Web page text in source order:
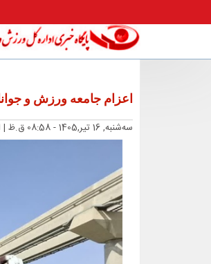
اعزام جامعه ورزش و
ﺳﻪشنبه, 16 تیر,1405 - 08:58 ق.ظ |